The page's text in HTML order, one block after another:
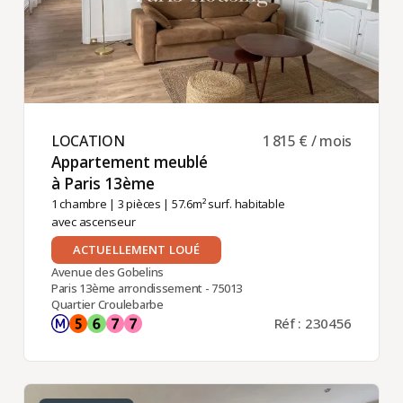
LOCATION ​
Appartement meublé
à Paris 13ème ​
1 chambre | 3 pièces | 57.6m² surf. habitable
avec ascenseur
1 815 € / mois
ACTUELLEMENT LOUÉ
Avenue des Gobelins
Paris 13ème arrondissement - 75013
Quartier Croulebarbe
Réf : 230456